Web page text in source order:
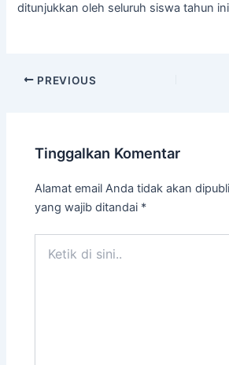
ditunjukkan oleh seluruh siswa tahun
PREVIOUS
Tinggalkan Komentar
Alamat email Anda tidak akan
yang wajib ditandai *